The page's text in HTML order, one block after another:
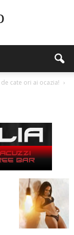
cate ori ai ocazia!